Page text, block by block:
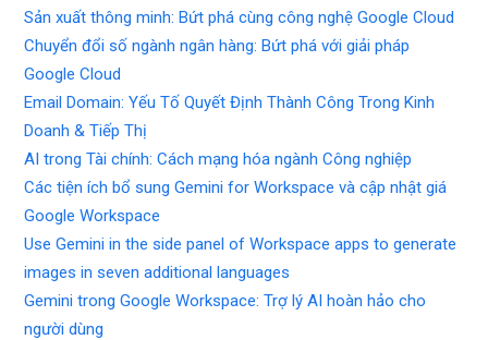
Sản xuất thông minh: Bứt phá cùng công nghệ Google Cloud
Chuyển đổi số ngành ngân hàng: Bứt phá với giải pháp
Google Cloud
Email Domain: Yếu Tố Quyết Định Thành Công Trong Kinh
Doanh & Tiếp Thị
AI trong Tài chính: Cách mạng hóa ngành Công nghiệp
Các tiện ích bổ sung Gemini for Workspace và cập nhật giá
Google Workspace
Use Gemini in the side panel of Workspace apps to generate
images in seven additional languages
Gemini trong Google Workspace: Trợ lý AI hoàn hảo cho
người dùng